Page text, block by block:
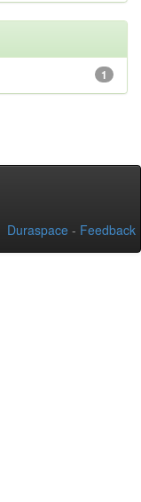
1
Duraspace - Feedback